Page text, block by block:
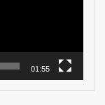
01:55